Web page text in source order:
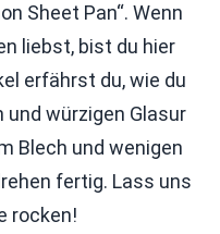
Sheet Pan“. Wenn
liebst, bist du hier
erfährst du, wie du
würzigen Glasur
Blech und wenigen
fertig. Lass uns
rocken!